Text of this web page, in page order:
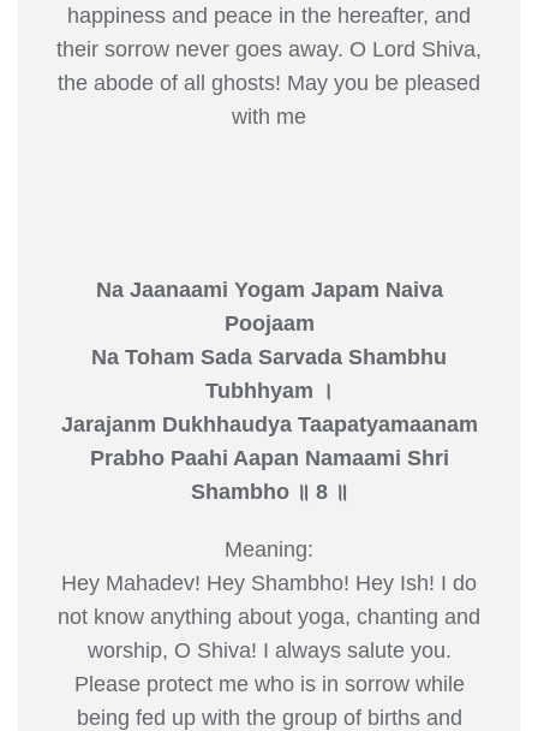
happiness and peace in the hereafter, and
their sorrow never goes away. O Lord Shiva,
the abode of all ghosts! May you be pleased
with me
Na Jaanaami Yogam Japam Naiva
Poojaam
Na Toham Sada Sarvada Shambhu
Tubhhyam ।
Jarajanm Dukhhaudya Taapatyamaanam
Prabho Paahi Aapan Namaami Shri
Shambho ॥ 8 ॥
Meaning:
Hey Mahadev! Hey Shambho! Hey Ish! I do
not know anything about yoga, chanting and
worship, O Shiva! I always salute you.
Please protect me who is in sorrow while
being fed up with the group of births and